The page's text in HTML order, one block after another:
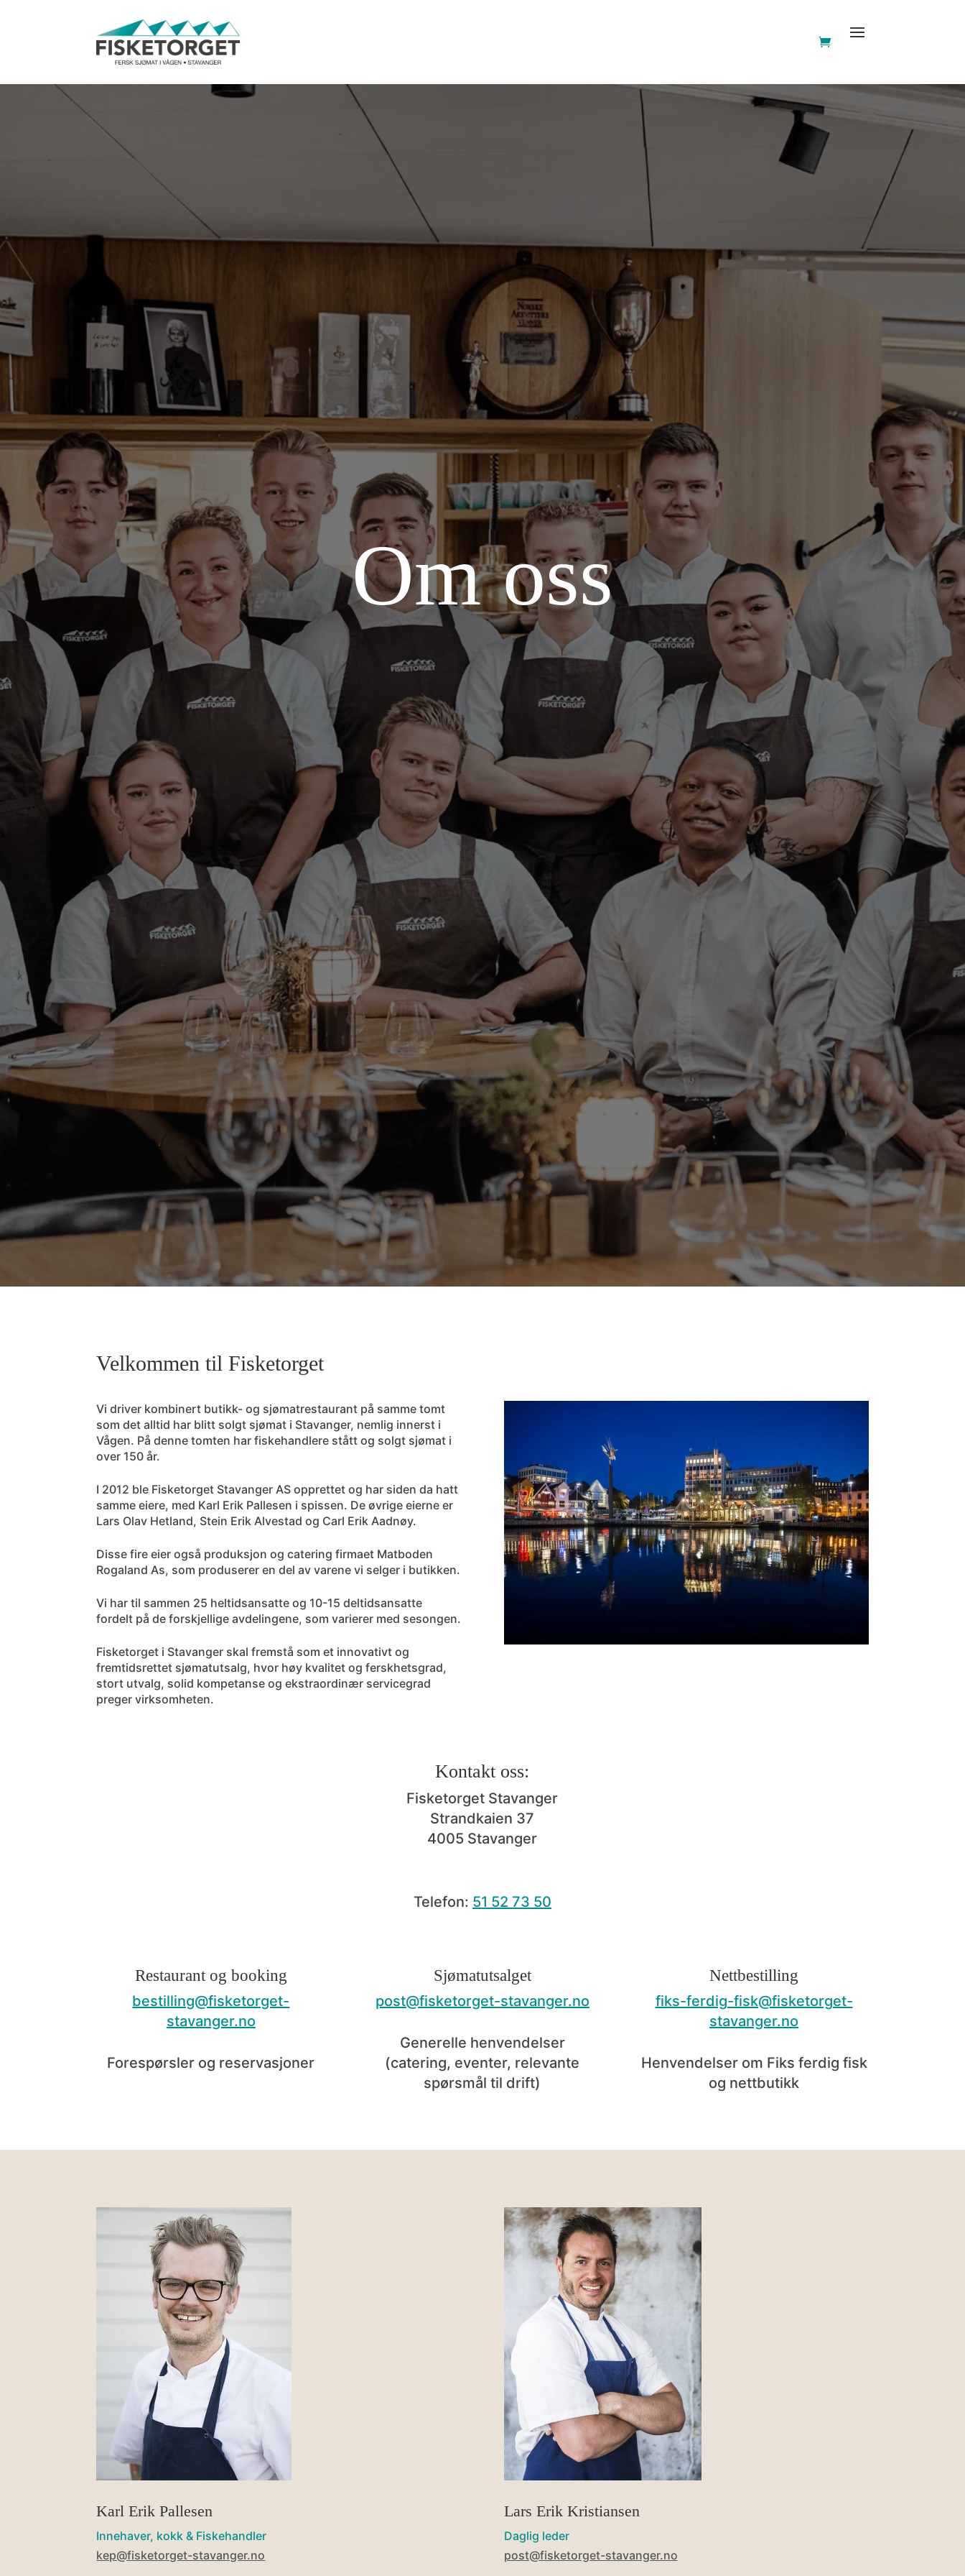
Om oss
Velkommen til Fisketorget
Vi driver kombinert butikk- og sjømatrestaurant på samme tomt
som det alltid har blitt solgt sjømat i Stavanger, nemlig innerst i
Vågen. På denne tomten har fiskehandlere stått og solgt sjømat i
over 150 år.
I 2012 ble Fisketorget Stavanger AS opprettet og har siden da hatt
samme eiere, med Karl Erik Pallesen i spissen. De øvrige eierne er
Lars Olav Hetland, Stein Erik Alvestad og Carl Erik Aadnøy.
Disse fire eier også produksjon og catering firmaet Matboden
Rogaland As, som produserer en del av varene vi selger i butikken.
Vi har til sammen 25 heltidsansatte og 10-15 deltidsansatte
fordelt på de forskjellige avdelingene, som varierer med sesongen.
Fisketorget i Stavanger skal fremstå som et innovativt og
fremtidsrettet sjømatutsalg, hvor høy kvalitet og ferskhetsgrad,
stort utvalg, solid kompetanse og ekstraordinær servicegrad
preger virksomheten.
Kontakt oss:
Fisketorget Stavanger
Strandkaien 37
4005 Stavanger
Telefon: 51 52 73 50
Restaurant og booking
bestilling@fisketorget-
stavanger.no
Forespørsler og reservasjoner
Sjømatutsalget
post@fisketorget-stavanger.no
Generelle henvendelser
(catering, eventer, relevante
spørsmål til drift)
Nettbestilling
fiks-ferdig-fisk@fisketorget-
stavanger.no
Henvendelser om Fiks ferdig fisk
og nettbutikk
Karl Erik Pallesen
Innehaver, kokk & Fiskehandler
kep@fisketorget-stavanger.no
Lars Erik Kristiansen
Daglig leder
post@fisketorget-stavanger.no